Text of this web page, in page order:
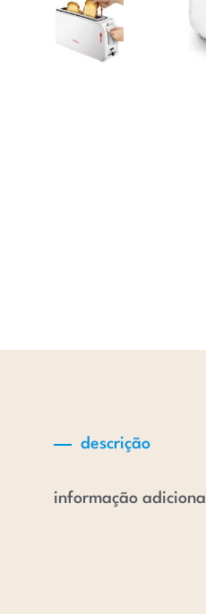
descrição
informação adicional